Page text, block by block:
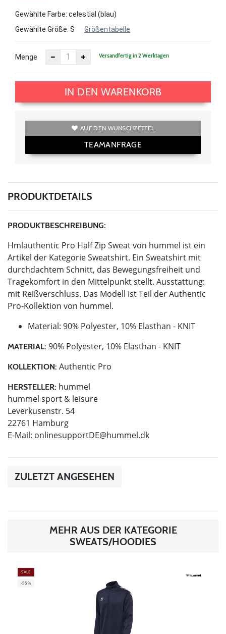
Gewählte Farbe: celestial (blau)
Gewählte Größe: S Größentabelle
Menge Versandfertig in 2 Werktagen
IN DEN WARENKORB
AUF DEN WUNSCHZETTEL
TEAMANFRAGE
PRODUKTDETAILS
PRODUKTBESCHREIBUNG:
Hmlauthentic Pro Half Zip Sweat von hummel ist ein
Artikel der Kategorie Sweatshirt. Ein Sweatshirt mit
durchdachtem Schnitt, das Bewegungsfreiheit und
Tragekomfort in den Mittelpunkt stellt. Ausstattung:
mit Reißverschluss. Das Modell ist Teil der Authentic
Pro-Kollektion von hummel.
Material: 90% Polyester, 10% Elasthan - KNIT
MATERIAL: 90% Polyester, 10% Elasthan - KNIT
KOLLEKTION: Authentic Pro
HERSTELLER: hummel
hummel sport & leisure
Leverkusenstr. 54
22761 Hamburg
E-Mail: onlinesupportDE@hummel.dk
ZULETZT ANGESEHEN
MEHR AUS DER KATEGORIE
SWEATS/HOODIES
SALE
-55%